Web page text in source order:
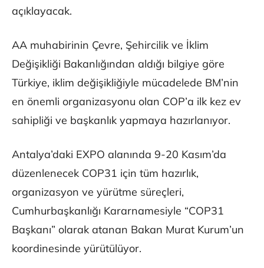
açıklayacak.
AA muhabirinin Çevre, Şehircilik ve İklim
Değişikliği Bakanlığından aldığı bilgiye göre
Türkiye, iklim değişikliğiyle mücadelede BM’nin
en önemli organizasyonu olan COP’a ilk kez ev
sahipliği ve başkanlık yapmaya hazırlanıyor.
Antalya’daki EXPO alanında 9-20 Kasım’da
düzenlenecek COP31 için tüm hazırlık,
organizasyon ve yürütme süreçleri,
Cumhurbaşkanlığı Kararnamesiyle “COP31
Başkanı” olarak atanan Bakan Murat Kurum’un
koordinesinde yürütülüyor.